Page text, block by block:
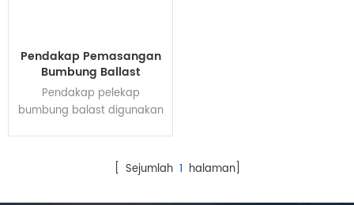
Pendakap Pemasangan
Bumbung Ballast
Pendakap pelekap
bumbung balast digunakan
utama yang diperbuat
daripada keluli tergalvani
[ Sejumlah 1 halaman]